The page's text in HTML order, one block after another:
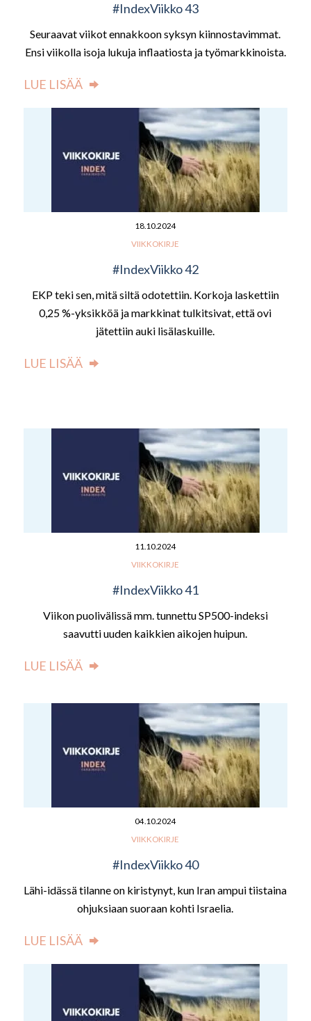
#IndexViikko 43
Seuraavat viikot ennakkoon syksyn kiinnostavimmat.
Ensi viikolla isoja lukuja inflaatiosta ja työmarkkinoista.
LUE LISÄÄ
18.10.2024
VIIKKOKIRJE
#IndexViikko 42
EKP teki sen, mitä siltä odotettiin. Korkoja laskettiin
0,25 %-yksikköä ja markkinat tulkitsivat, että ovi
jätettiin auki lisälaskuille.
LUE LISÄÄ
11.10.2024
VIIKKOKIRJE
#IndexViikko 41
Viikon puolivälissä mm. tunnettu SP500-indeksi
saavutti uuden kaikkien aikojen huipun.
LUE LISÄÄ
04.10.2024
VIIKKOKIRJE
#IndexViikko 40
Lähi-idässä tilanne on kiristynyt, kun Iran ampui tiistaina
ohjuksiaan suoraan kohti Israelia.
LUE LISÄÄ